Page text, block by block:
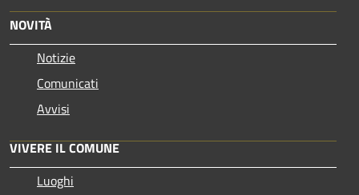
NOVITÀ
Notizie
Comunicati
Avvisi
VIVERE IL COMUNE
Luoghi